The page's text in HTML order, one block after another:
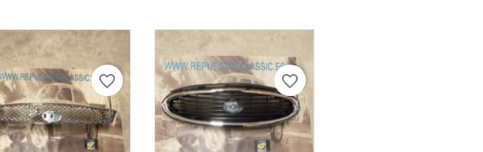
favorite_border favorite_border